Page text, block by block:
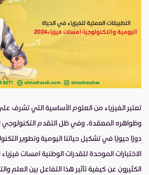
تعتبر الفيزياء من العلوم الأساسية التي تشرف
وظواهره المعقدة. وفي ظل التقدم التكنولوجي
دورًا حيويًا في تشكيل حياتنا اليومية وتطوير
الكثيرون عن كيفية تأثير هذا التفاعل بين العلم